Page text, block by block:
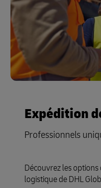
Expédition
Professionnels
Découvrez les
logistique de DHL